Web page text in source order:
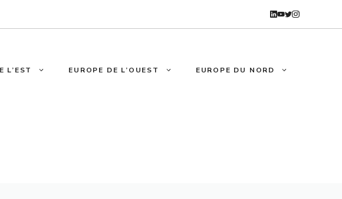
L’EST EUROPE DE L’OUEST EUROPE DU NORD